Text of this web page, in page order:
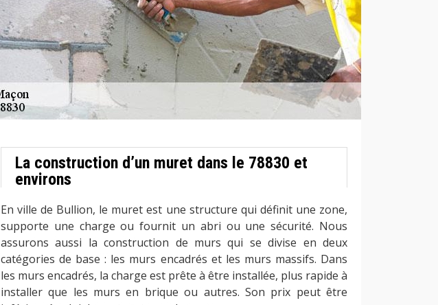
La construction d’un muret dans le 78830 et
environs
En ville de Bullion, le muret est une structure qui définit une zone,
supporte une charge ou fournit un abri ou une sécurité. Nous
assurons aussi la construction de murs qui se divise en deux
catégories de base : les murs encadrés et les murs massifs. Dans
les murs encadrés, la charge est prête à être installée, plus rapide à
installer que les murs en brique ou autres. Son prix peut être